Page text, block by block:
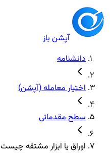
آپشن باز
دانشنامه
اختیار معامله (آپشن)
سطح مقدماتی
اوراق یا ابزار مشتقه چیست